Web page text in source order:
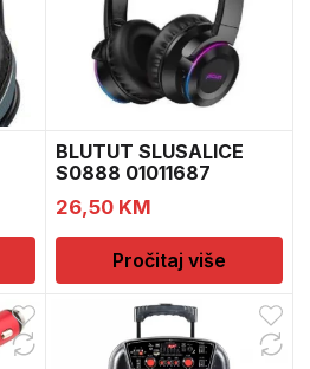
BLUTUT SLUSALICE
S0888 01011687
26,50 KM
Pročitaj više